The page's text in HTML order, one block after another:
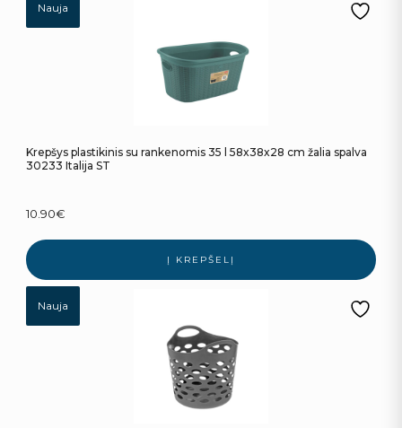
Nauja
Krepšys plastikinis su rankenomis 35 l 58x38x28 cm žalia spalva
30233 Italija ST
10.90€
Į KREPŠELĮ
Nauja